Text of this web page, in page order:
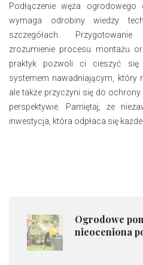
Podłączenie węża
wymaga odrobiny wiedzy
szczegółach. Przygotowanie
zrozumienie procesu montażu
praktyk pozwoli ci cieszyć się
systemem nawadniającym, który
ale także przyczyni się do
perspektywie. Pamiętaj, że
inwestycja, która odpłaca się
Ogrodowe
nieoceniona